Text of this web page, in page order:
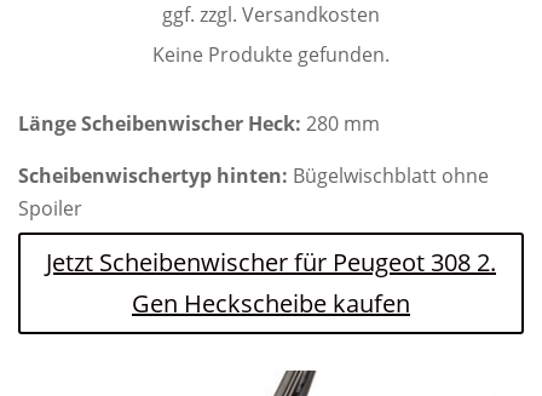
ggf. zzgl. Versandkosten
Keine Produkte gefunden.
Länge Scheibenwischer Heck: 280 mm
Scheibenwischertyp hinten: Bügelwischblatt ohne
Spoiler
Jetzt Scheibenwischer für Peugeot 308 2.
Gen Heckscheibe kaufen